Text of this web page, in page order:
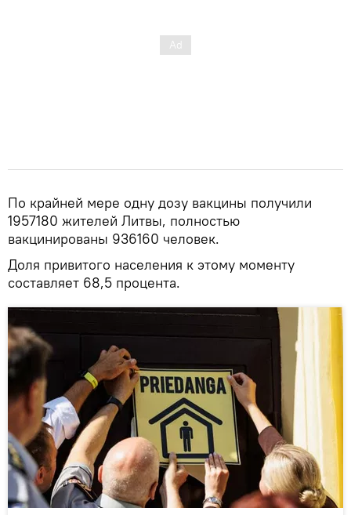
По крайней мере одну дозу вакцины получили
1957180 жителей Литвы, полностью
вакцинированы 936160 человек.
Доля привитого населения к этому моменту
составляет 68,5 процента.